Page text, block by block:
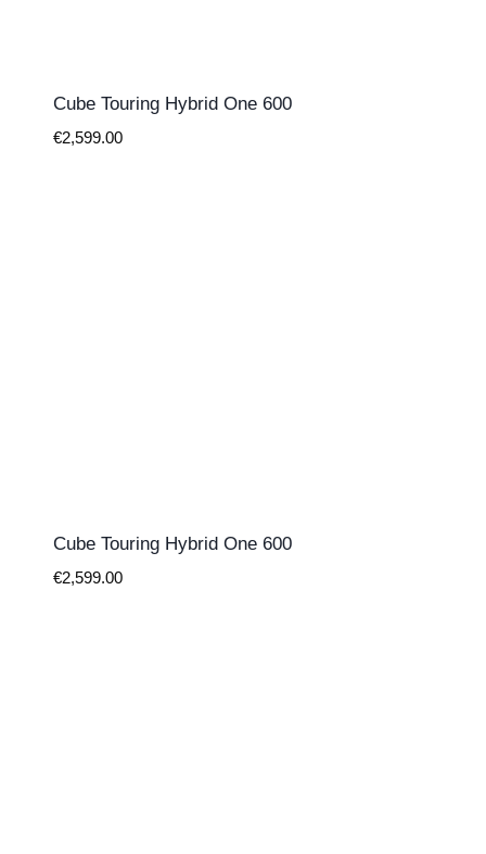
Cube Touring Hybrid One 600
€2,599.00
Cube Touring Hybrid One 600
€2,599.00